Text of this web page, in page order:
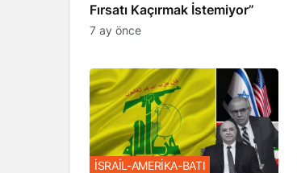
Fırsatı Kaçırmak İstemiyor”
7 ay önce
İSRAİL-AMERİKA-BATI